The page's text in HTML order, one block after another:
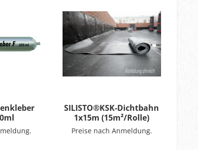
SILISTO®KSK-Dichtbahn
1x15m (15m²/Rolle)
Preise nach Anmeldung.